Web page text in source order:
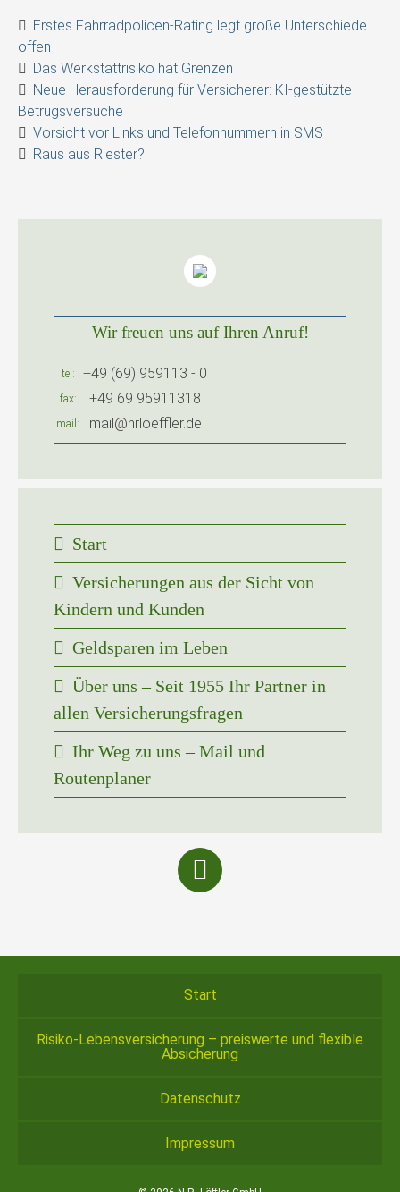
Erstes Fahrradpolicen-Rating legt große Unterschiede
offen
Das Werkstattrisiko hat Grenzen
Neue Herausforderung für Versicherer: KI-gestützte
Betrugsversuche
Vorsicht vor Links und Telefonnummern in SMS
Raus aus Riester?
Wir freuen uns auf Ihren Anruf!
tel +49 (69) 959113 - 0
fax +49 69 95911318
mail mail@nrloeffler.de
Start
Versicherungen aus der Sicht von
Kindern und Kunden
Geldsparen im Leben
Über uns – Seit 1955 Ihr Partner in
allen Versicherungsfragen
Ihr Weg zu uns – Mail und
Routenplaner
Start
Risiko-Lebensversicherung – preiswerte und flexible
Absicherung
Datenschutz
Impressum